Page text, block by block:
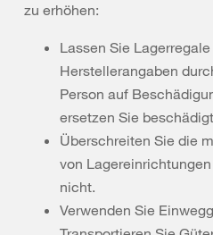
zu erhöhen:
Lassen Sie
Herstellerangaben
Person auf
ersetzen Sie
Überschreiten Sie die
von
nicht.
Verwenden Sie